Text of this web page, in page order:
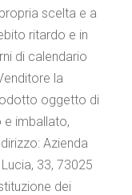
scelta e a
ritardo e in
di calendario
la
oggetto di
imballato,
Azienda
33, 73025
dei